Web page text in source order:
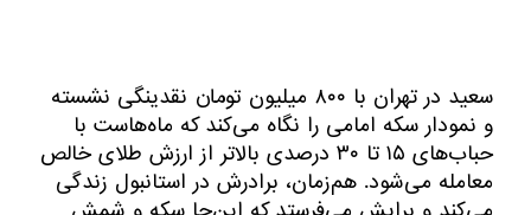
سعید در تهران با ۸۰۰ میلیون تومان نقدینگی نشسته
و نمودار سکه امامی را نگاه می‌کند که ماه‌هاست با
حباب‌های ۱۵ تا ۳۰ درصدی بالاتر از ارزش طلای خالص
معامله می‌شود. هم‌زمان، برادرش در استانبول زندگی